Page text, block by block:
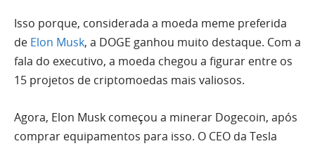
Isso porque, considerada a moeda meme preferida
de Elon Musk, a DOGE ganhou muito destaque. Com a
fala do executivo, a moeda chegou a figurar entre os
15 projetos de criptomoedas mais valiosos.
Agora, Elon Musk começou a minerar Dogecoin, após
comprar equipamentos para isso. O CEO da Tesla